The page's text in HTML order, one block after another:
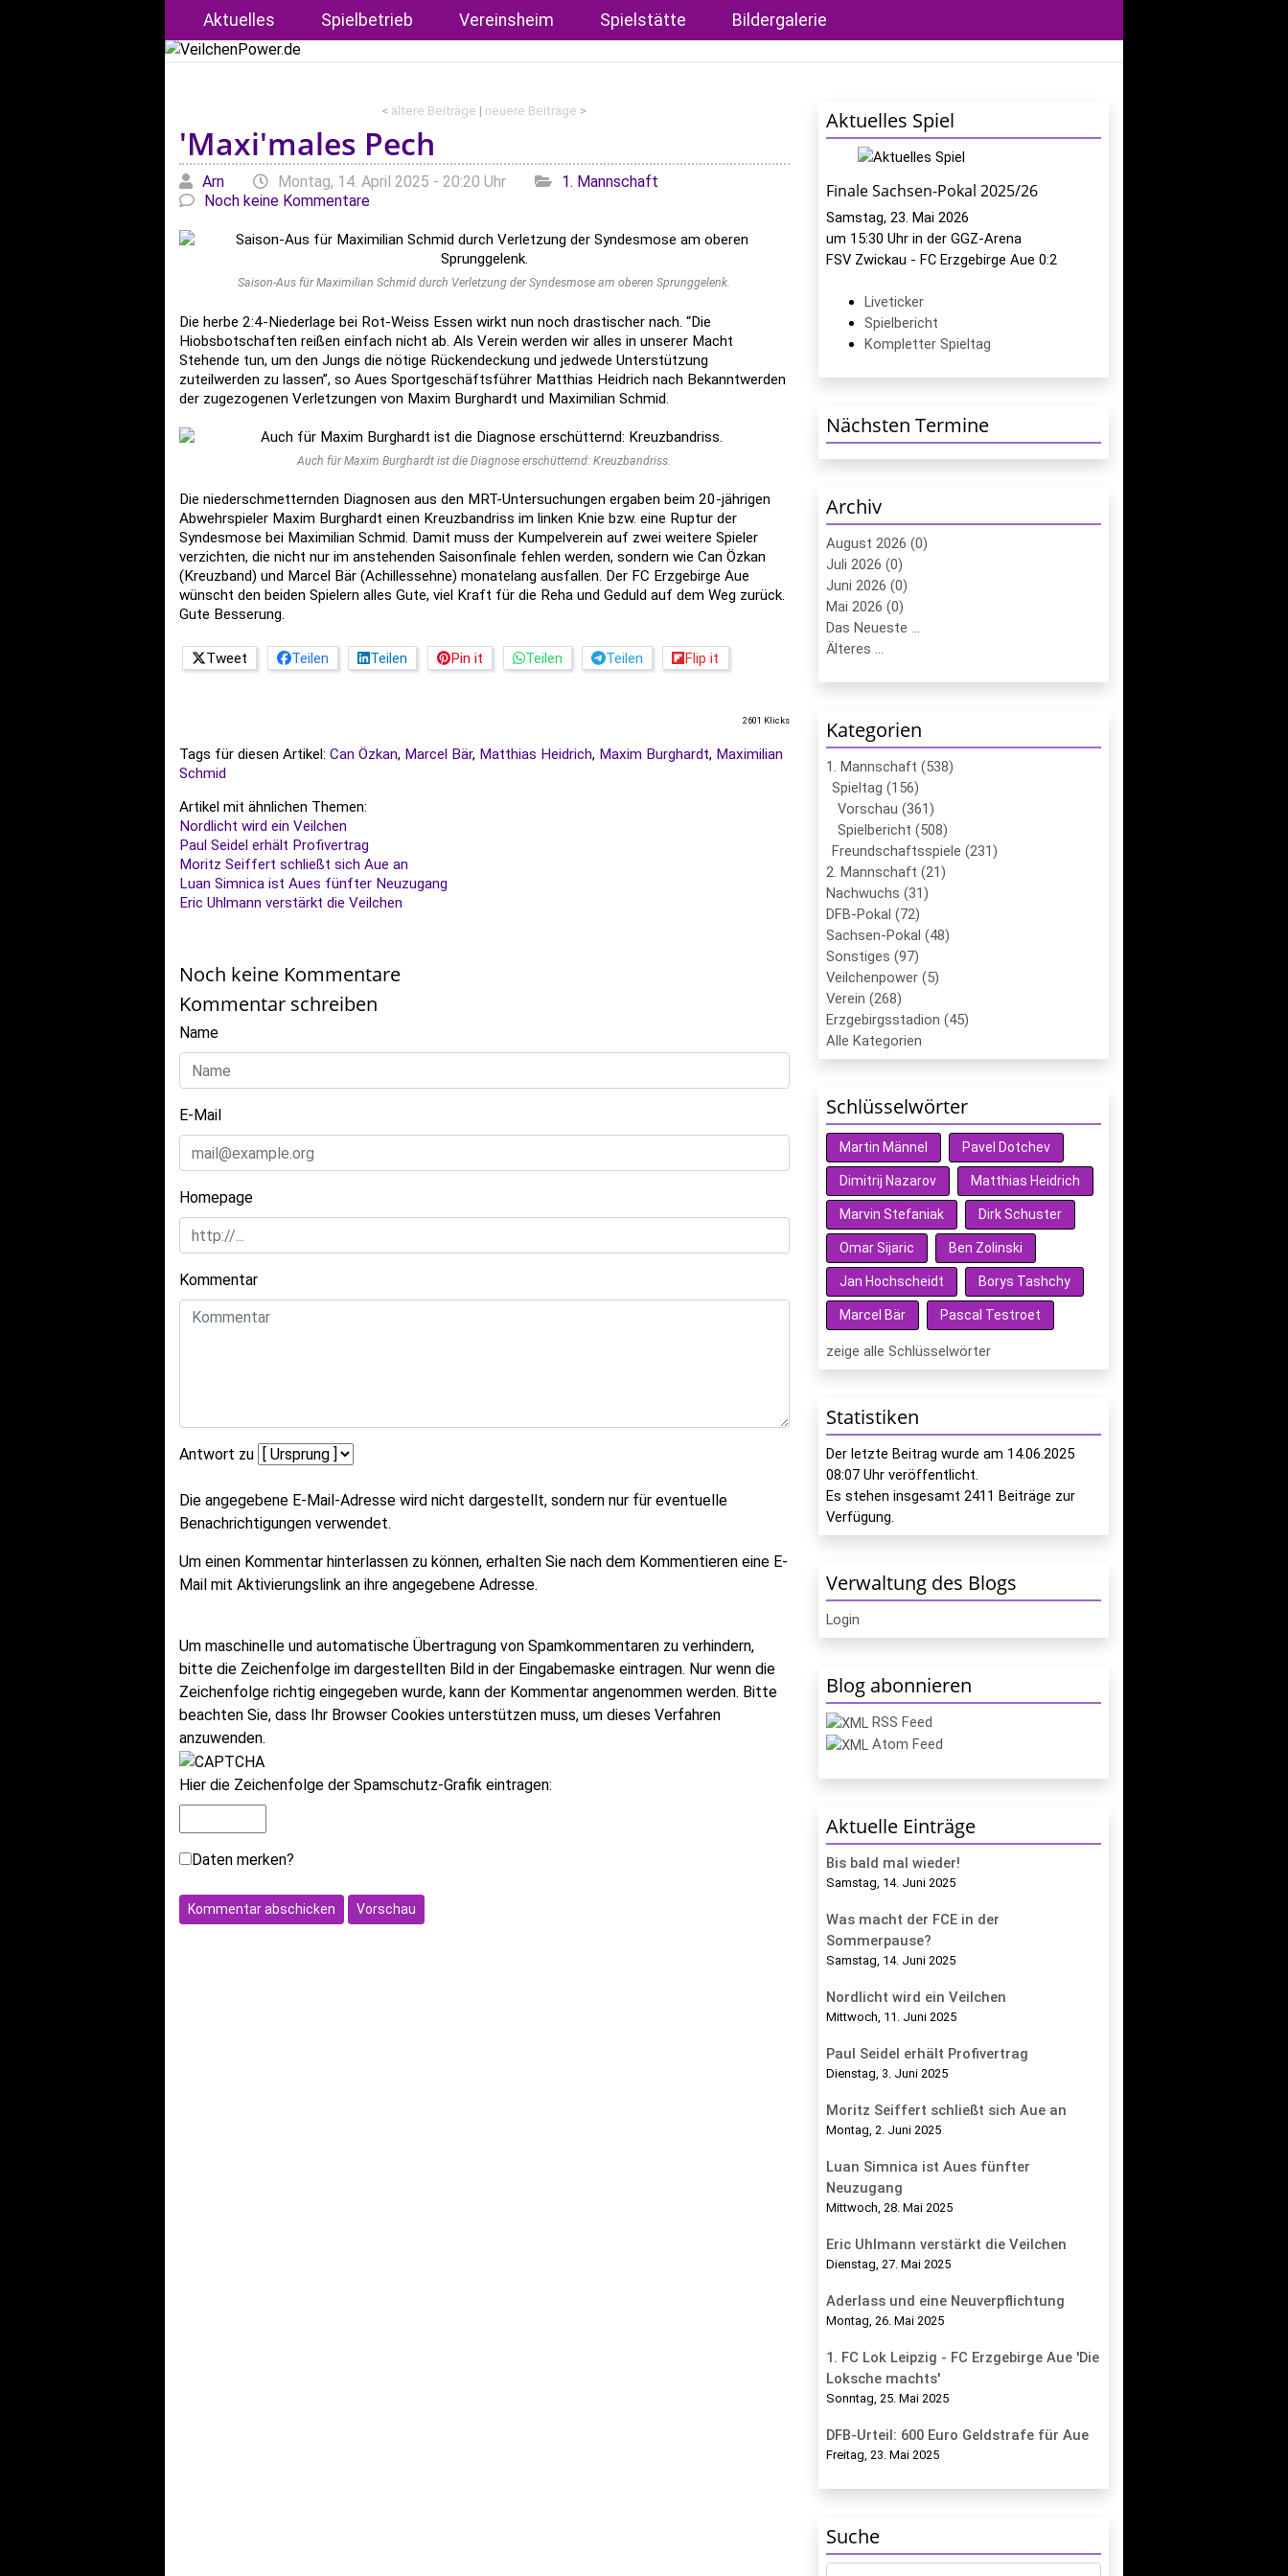
Aktuelles Spielbetrieb Vereinsheim Spielstätte Bildergalerie
< ältere Beiträge | neuere Beiträge >
'Maxi'males Pech
Geschrieben von
Arn am Montag, 14. April 2025 - 20:20 Uhr Kategorien
1. Mannschaft
Noch keine Kommentare
Saison-Aus für Maximilian Schmid durch Verletzung der Syndesmose am oberen Sprunggelenk.
Die herbe 2:4-Niederlage bei Rot-Weiss Essen wirkt nun noch drastischer nach. “Die
Hiobsbotschaften reißen einfach nicht ab. Als Verein werden wir alles in unserer Macht
Stehende tun, um den Jungs die nötige Rückendeckung und jedwede Unterstützung
zuteilwerden zu lassen”, so Aues Sportgeschäftsführer Matthias Heidrich nach Bekanntwerden
der zugezogenen Verletzungen von Maxim Burghardt und Maximilian Schmid.
Auch für Maxim Burghardt ist die Diagnose erschütternd: Kreuzbandriss.
Die niederschmetternden Diagnosen aus den MRT-Untersuchungen ergaben beim 20-jährigen
Abwehrspieler Maxim Burghardt einen Kreuzbandriss im linken Knie bzw. eine Ruptur der
Syndesmose bei Maximilian Schmid. Damit muss der Kumpelverein auf zwei weitere Spieler
verzichten, die nicht nur im anstehenden Saisonfinale fehlen werden, sondern wie Can Özkan
(Kreuzband) und Marcel Bär (Achillessehne) monatelang ausfallen. Der FC Erzgebirge Aue
wünscht den beiden Spielern alles Gute, viel Kraft für die Reha und Geduld auf dem Weg zurück.
Gute Besserung.
Tweet Teilen Teilen Pin it Teilen Teilen Flip it
2601 Klicks
Tags für diesen Artikel: Can Özkan, Marcel Bär, Matthias Heidrich, Maxim Burghardt, Maximilian
Schmid
Artikel mit ähnlichen Themen:
Nordlicht wird ein Veilchen
Paul Seidel erhält Profivertrag
Moritz Seiffert schließt sich Aue an
Luan Simnica ist Aues fünfter Neuzugang
Eric Uhlmann verstärkt die Veilchen
Noch keine Kommentare
Kommentar schreiben
Name
E-Mail
Homepage
Kommentar
Antwort zu
Die angegebene E-Mail-Adresse wird nicht dargestellt, sondern nur für eventuelle
Benachrichtigungen verwendet.
Um einen Kommentar hinterlassen zu können, erhalten Sie nach dem Kommentieren eine E-
Mail mit Aktivierungslink an ihre angegebene Adresse.
Um maschinelle und automatische Übertragung von Spamkommentaren zu verhindern,
bitte die Zeichenfolge im dargestellten Bild in der Eingabemaske eintragen. Nur wenn die
Zeichenfolge richtig eingegeben wurde, kann der Kommentar angenommen werden. Bitte
beachten Sie, dass Ihr Browser Cookies unterstützen muss, um dieses Verfahren
anzuwenden.
Hier die Zeichenfolge der Spamschutz-Grafik eintragen:
Daten merken?
Aktuelles Spiel
Finale Sachsen-Pokal 2025/26
Samstag, 23. Mai 2026
um 15:30 Uhr in der GGZ-Arena
FSV Zwickau - FC Erzgebirge Aue 0:2
Liveticker
Spielbericht
Kompletter Spieltag
Nächsten Termine
Archiv
August 2026 (0)
Juli 2026 (0)
Juni 2026 (0)
Mai 2026 (0)
Das Neueste ...
Älteres ...
Kategorien
1. Mannschaft (538)
Spieltag (156)
Vorschau (361)
Spielbericht (508)
Freundschaftsspiele (231)
2. Mannschaft (21)
Nachwuchs (31)
DFB-Pokal (72)
Sachsen-Pokal (48)
Sonstiges (97)
Veilchenpower (5)
Verein (268)
Erzgebirgsstadion (45)
Alle Kategorien
Schlüsselwörter
Martin Männel Pavel Dotchev
Dimitrij Nazarov Matthias Heidrich
Marvin Stefaniak Dirk Schuster
Omar Sijaric Ben Zolinski
Jan Hochscheidt Borys Tashchy
Marcel Bär Pascal Testroet
zeige alle Schlüsselwörter
Statistiken
Der letzte Beitrag wurde am 14.06.2025
08:07Uhr veröffentlicht.
Es stehen insgesamt 2411 Beiträge zur
Verfügung.
Verwaltung des Blogs
Login
Blog abonnieren
RSS Feed
Atom Feed
Aktuelle Einträge
Bis bald mal wieder!
Samstag, 14. Juni 2025
Was macht der FCE in der
Sommerpause?
Samstag, 14. Juni 2025
Nordlicht wird ein Veilchen
Mittwoch, 11. Juni 2025
Paul Seidel erhält Profivertrag
Dienstag, 3. Juni 2025
Moritz Seiffert schließt sich Aue an
Montag, 2. Juni 2025
Luan Simnica ist Aues fünfter
Neuzugang
Mittwoch, 28. Mai 2025
Eric Uhlmann verstärkt die Veilchen
Dienstag, 27. Mai 2025
Aderlass und eine Neuverpflichtung
Montag, 26. Mai 2025
1. FC Lok Leipzig - FC Erzgebirge Aue 'Die
Loksche machts'
Sonntag, 25. Mai 2025
DFB-Urteil: 600 Euro Geldstrafe für Aue
Freitag, 23. Mai 2025
Suche